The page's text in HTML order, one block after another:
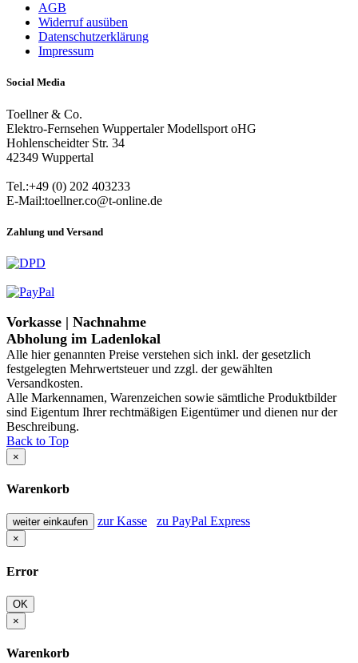
AGB
Widerruf ausüben
Datenschutzerklärung
Impressum
Social Media
Toellner & Co.
Elektro-Fernsehen Wuppertaler Modellsport oHG
Hohlenscheidter Str. 34
42349 Wuppertal
Tel.:+49 (0) 202 403233
E-Mail:toellner.co@t-online.de
Zahlung und Versand
Vorkasse | Nachnahme
Abholung im Ladenlokal
Alle hier genannten Preise verstehen sich inkl. der gesetzlich
festgelegten Mehrwertsteuer und zzgl. der gewählten
Versandkosten.
Alle Markennamen, Warenzeichen sowie sämtliche Produktbilder
sind Eigentum Ihrer rechtmäßigen Eigentümer und dienen nur der
Beschreibung.
Back to Top
×
Warenkorb
weiter einkaufen zur Kasse zu PayPal Express
×
Error
OK
×
Warenkorb